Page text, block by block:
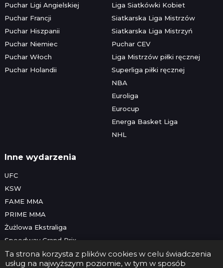
Ta strona korzysta z plików cookies w celu świadczenia
usług na najwyższym poziomie, w tym w sposób
Puchar Ligi Angielskiej
Puchar Francji
Puchar Hiszpanii
Puchar Niemiec
Puchar Włoch
Puchar Holandii
Liga Siatkówki Kobiet
Siatkarska Liga Mistrzów
Siatkarska Liga Mistrzyń
Puchar CEV
Liga Mistrzów piłki ręcznej
Superliga piłki ręcznej
NBA
Euroliga
Eurocup
Energa Basket Liga
NHL
Inne wydarzenia
UFC
KSW
FAME MMA
PRIME MMA
Żużlowa Ekstraliga
Speedway Grand Prix
Skoki narciarskie